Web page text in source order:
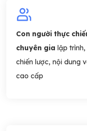
Con người thực
chuyên gia lập
chiến lược, nội dung
cao cấp